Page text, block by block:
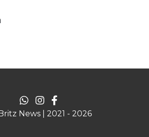
News | 2021 - 2026